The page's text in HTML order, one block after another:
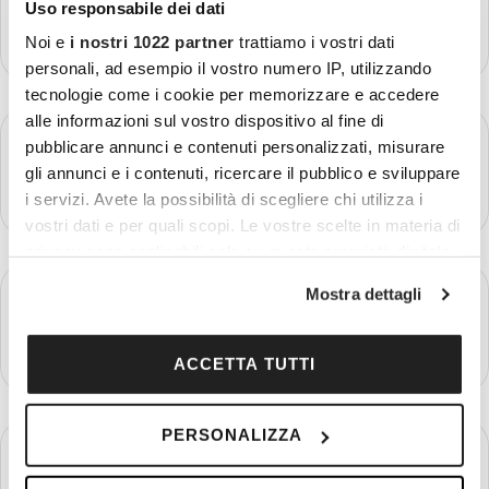
Uso responsabile dei dati
Noi e i nostri 1022 partner trattiamo i vostri dati
personali, ad esempio il vostro numero IP, utilizzando
tecnologie come i cookie per memorizzare e accedere
alle informazioni sul vostro dispositivo al fine di
pubblicare annunci e contenuti personalizzati, misurare
gli annunci e i contenuti, ricercare il pubblico e sviluppare
i servizi. Avete la possibilità di scegliere chi utilizza i
vostri dati e per quali scopi. Le vostre scelte in materia di
modificare o revocare il proprio consenso in qualsiasi
momento dalla Dichiarazione sui cookie o facendo clic
sull'icona di attivazione della privacy.
Con il tuo consenso, vorremmo anche:
raccogliere informazioni sulla tua posizione
geografica, con un'approssimazione di qualche
Mostra dettagli
ACCETTA TUTTI
PERSONALIZZA
Più dettagli
GIORNO 2
Montbard - Vézelay - Digione
Più dettagli
Digione - Routes des Grands Crus - Beaune
Beaune - Cluny - Mâcon/Tournus